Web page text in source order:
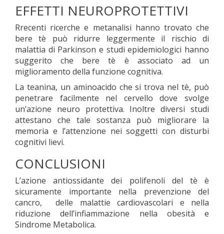
EFFETTI NEUROPROTETTIVI
Rrecenti ricerche e metanalisi hanno trovato che
bere tè può ridurre leggermente il rischio di
malattia di Parkinson e studi epidemiologici hanno
suggerito che bere tè è associato ad un
miglioramento della funzione cognitiva.
La teanina, un aminoacido che si trova nel tè, può
penetrare facilmente nel cervello dove svolge
un’azione neuro protettiva. Inoltre diversi studi
attestano che tale sostanza può migliorare la
memoria e l’attenzione nei soggetti con disturbi
cognitivi lievi.
CONCLUSIONI
L’azione antiossidante dei polifenoli del tè è
sicuramente importante nella prevenzione del
cancro, delle malattie cardiovascolari e nella
riduzione dell’infiammazione nella obesità e
Sindrome Metabolica.